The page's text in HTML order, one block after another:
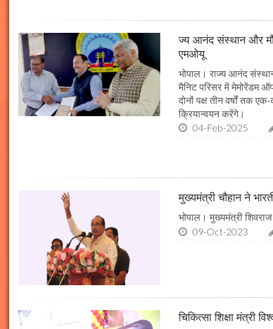
ज्य आनंद संस्थान और
एमओयू
भोपाल। राज्य आनंद
मैनिट परिसर में मेमोरेंडम
दोनों पक्ष तीन वर्षों तक
क्रियान्वयन करेंगे।
04-Feb-2025
मुख्यमंत्री चौहान ने
भोपाल। मुख्यमंत्री
09-Oct-2023
चिकित्सा शिक्षा मंत्री